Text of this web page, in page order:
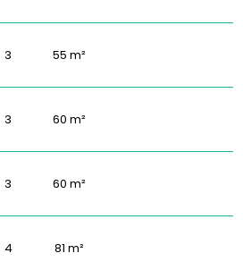
3 55 m²
3 60 m²
3 60 m²
4 81 m²